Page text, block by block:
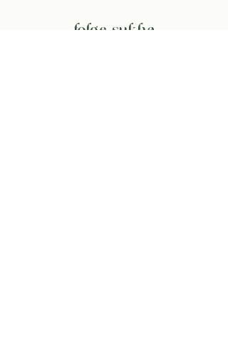
folge sukha